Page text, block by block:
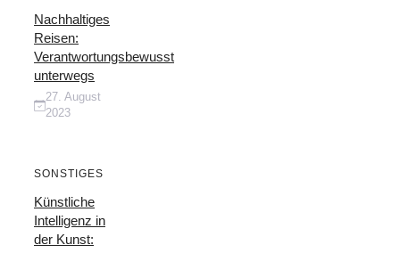
Nachhaltiges
Reisen:
Verantwortungsbewusst
unterwegs
27. August
2023
SONSTIGES
Künstliche
Intelligenz in
der Kunst: